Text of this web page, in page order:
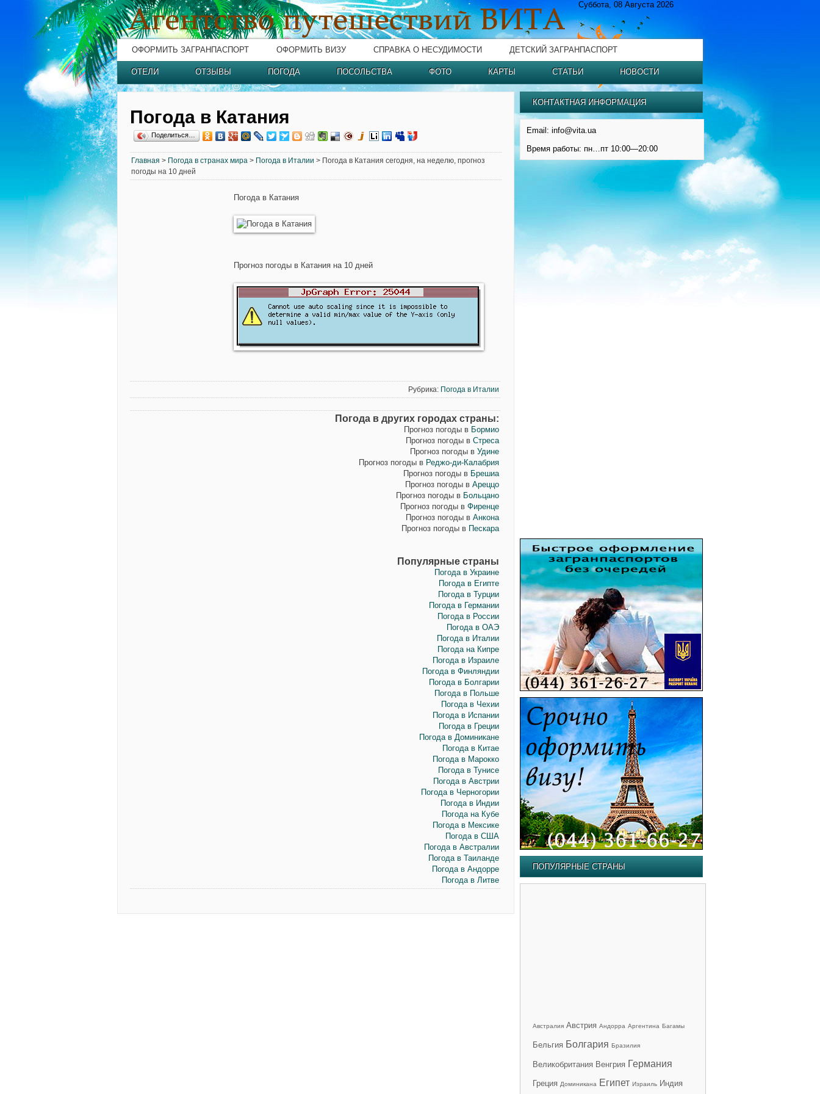
Суббота, 08 Августа 2026
ОФОРМИТЬ ЗАГРАНПАСПОРТ ОФОРМИТЬ ВИЗУ СПРАВКА О НЕСУДИМОСТИ ДЕТСКИЙ ЗАГРАНПАСПОРТ
ОТЕЛИ ОТЗЫВЫ ПОГОДА ПОСОЛЬСТВА ФОТО КАРТЫ СТАТЬИ НОВОСТИ
Погода в Катания
Поделиться…
Главная > Погода в странах мира > Погода в Италии > Погода в Катания сегодня, на неделю, прогноз
погоды на 10 дней
Погода в Катания
Прогноз погоды в Катания на 10 дней
Рубрика: Погода в Италии
Погода в других городах страны:
Прогноз погоды в Бормио
Прогноз погоды в Стреса
Прогноз погоды в Удине
Прогноз погоды в Реджо-ди-Калабрия
Прогноз погоды в Брешиа
Прогноз погоды в Ареццо
Прогноз погоды в Больцано
Прогноз погоды в Фиренце
Прогноз погоды в Анкона
Прогноз погоды в Пескара
Популярные страны
Погода в Украине
Погода в Египте
Погода в Турции
Погода в Германии
Погода в России
Погода в ОАЭ
Погода в Италии
Погода на Кипре
Погода в Израиле
Погода в Финляндии
Погода в Болгарии
Погода в Польше
Погода в Чехии
Погода в Испании
Погода в Греции
Погода в Доминикане
Погода в Китае
Погода в Марокко
Погода в Тунисе
Погода в Австрии
Погода в Черногории
Погода в Индии
Погода на Кубе
Погода в Мексике
Погода в США
Погода в Австралии
Погода в Таиланде
Погода в Андорре
Погода в Литве
КОНТАКТНАЯ ИНФОРМАЦИЯ
Email: info@vita.ua
Время работы: пн…пт 10:00—20:00
ПОПУЛЯРНЫЕ СТРАНЫ
Австралия Австрия Андорра Аргентина Багамы
Бельгия Болгария Бразилия
Великобритания Венгрия Германия
Греция Доминикана Египет Израиль Индия